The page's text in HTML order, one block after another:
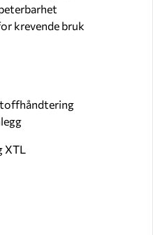
krevende bruk
XTL